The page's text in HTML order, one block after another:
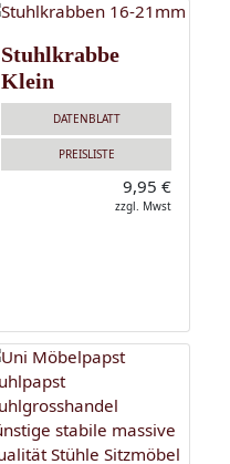
Stuhlkrabbe
Klein
DATENBLATT
PREISLISTE
9,95 €
zzgl. Mwst